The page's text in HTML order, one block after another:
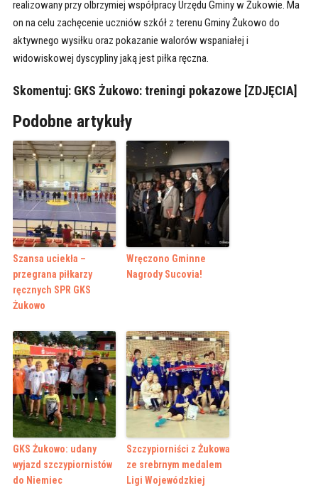
realizowany przy olbrzymiej współpracy Urzędu Gminy w Żukowie. Ma
on na celu zachęcenie uczniów szkół z terenu Gminy Żukowo do
aktywnego wysiłku oraz pokazanie walorów wspaniałej i
widowiskowej dyscypliny jaką jest piłka ręczna.
Skomentuj: GKS Żukowo: treningi pokazowe [ZDJĘCIA]
Podobne artykuły
Szansa uciekła –
przegrana piłkarzy
ręcznych SPR GKS
Żukowo
Wręczono Gminne
Nagrody Sucovia!
GKS Żukowo: udany
wyjazd szczypiornistów
do Niemiec
Szczypiorniści z Żukowa
ze srebrnym medalem
Ligi Wojewódzkiej